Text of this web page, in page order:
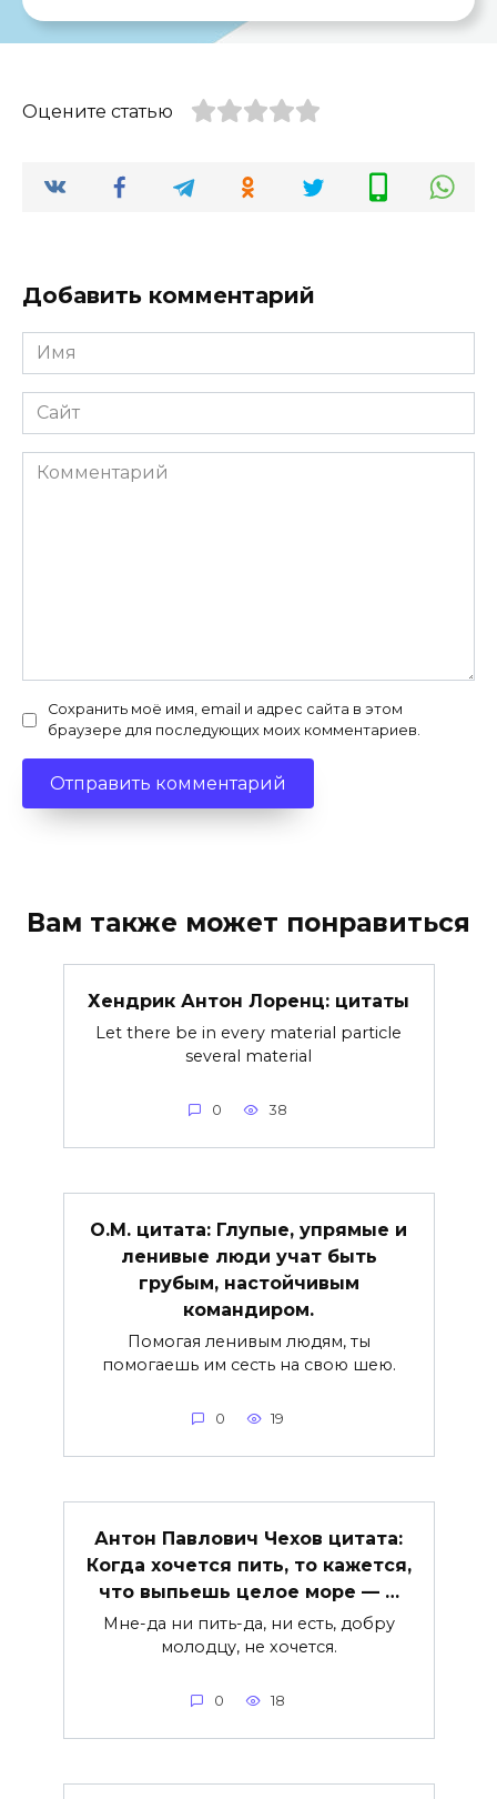
Оцените статью
Добавить комментарий
Имя
*
Сайт
Комментарий
Сохранить моё имя, email и адрес сайта в этом
браузере для последующих моих комментариев.
Вам также может понравиться
Хендрик Антон Лоренц: цитаты
Let there be in every material particle
several material
0 38
О.М. цитата: Глупые, упрямые и
ленивые люди учат быть
грубым, настойчивым
командиром.
Помогая ленивым людям, ты
помогаешь им сесть на свою шею.
0 19
Антон Павлович Чехов цитата:
Когда хочется пить, то кажется,
что выпьешь целое море — …
Мне-да ни пить-да, ни есть, добру
молодцу, не хочется.
0 18